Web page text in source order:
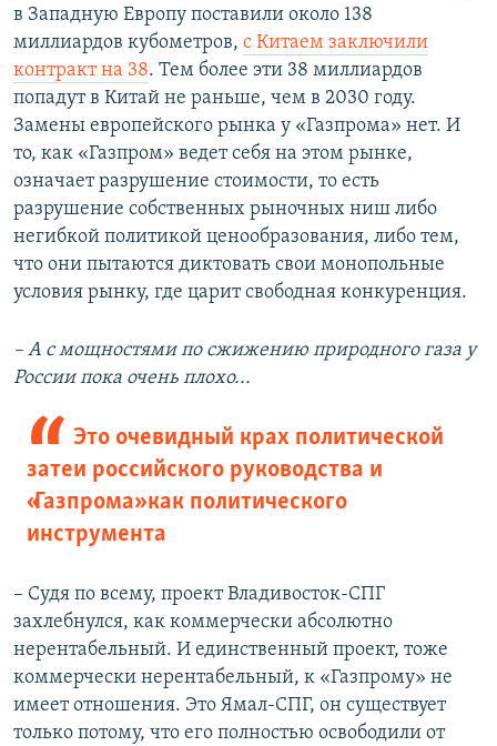
в Западную Европу поставили около 138
миллиардов кубометров, с Китаем заключили
контракт на 38. Тем более эти 38 миллиардов
попадут в Китай не раньше, чем в 2030 году.
Замены европейского рынка у «Газпрома» нет. И
то, как «Газпром» ведет себя на этом рынке,
означает разрушение стоимости, то есть
разрушение собственных рыночных ниш либо
негибкой политикой ценообразования, либо тем,
что они пытаются диктовать свои монопольные
условия рынку, где царит свободная конкуренция.
– А с мощностями по сжижению природного газа у
России пока очень плохо...
Это очевидный крах политической
затеи российского руководства и
«Газпрома» как политического
инструмента
– Судя по всему, проект Владивосток-СПГ
захлебнулся, как коммерчески абсолютно
нерентабельный. И единственный проект, тоже
коммерчески нерентабельный, к «Газпрому» не
имеет отношения. Это Ямал-СПГ, он существует
только потому, что его полностью освободили от